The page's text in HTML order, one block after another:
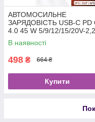
АВТОМОСИЛЬНЕ
ЗАРЯДОВІСТЬ USB-C PD
4.0 45 W 5/9/12/15/20V-
І АНОУТБУКОВ
В наявності
498 ₴ 664 ₴
Купити